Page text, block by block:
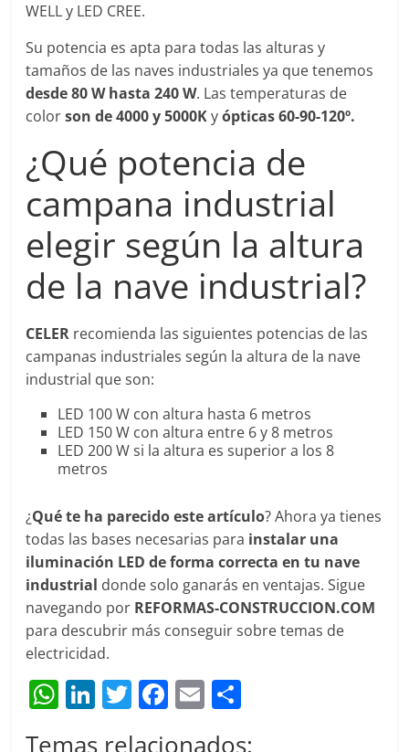
WELL y LED CREE.
Su potencia es apta para todas las alturas y
tamaños de las naves industriales ya que tenemos
desde 80 W hasta 240 W. Las temperaturas de
colorson de 4000 y 5000Kyópticas 60-90-120º.
¿Qué potencia de
campana industrial
elegir según la altura
de la nave industrial?
CELER recomienda las siguientes potencias de las
campanas industriales según la altura de la nave
industrial que son:
LED 100 W con altura hasta 6 metros
LED 150 W con altura entre 6 y 8 metros
LED 200 W si la altura es superior a los 8
metros
¿Qué te ha parecido este artículo? Ahora ya tienes
todas las bases necesarias para instalar una
iluminación LED de forma correcta en tu nave
industrial donde solo ganarás en ventajas. Sigue
navegando por REFORMAS-CONSTRUCCION.COM
para descubrir más conseguir sobre temas de
electricidad.
W Li T F E
Temas relacionados: